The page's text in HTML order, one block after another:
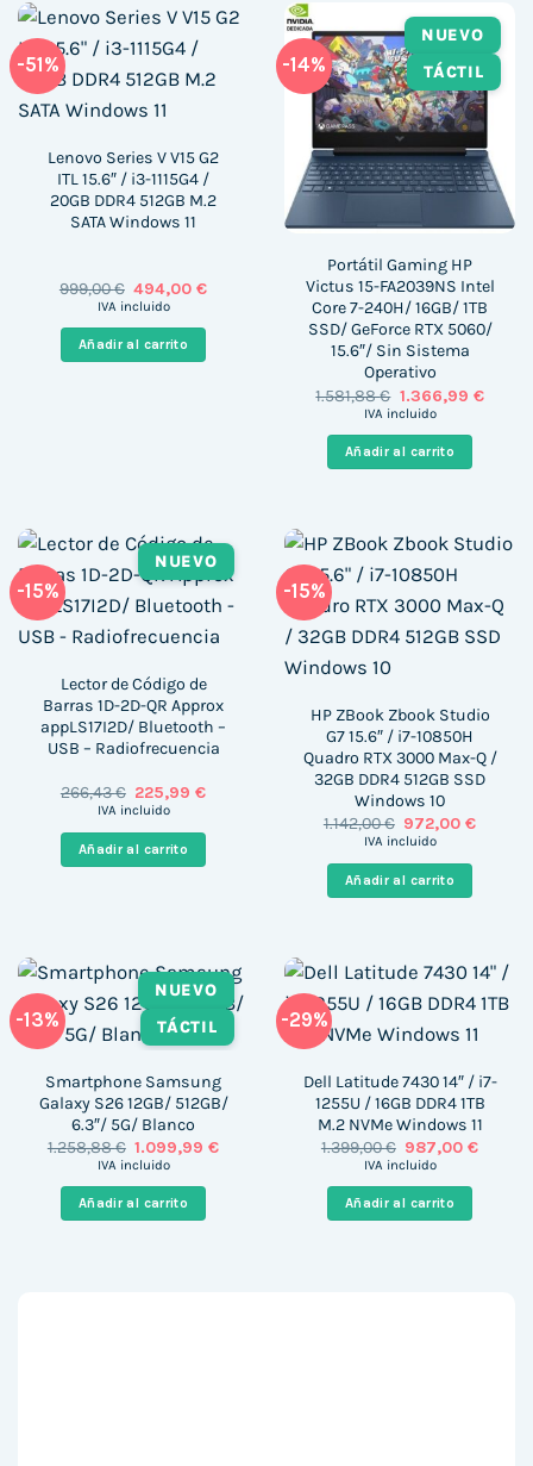
-51%
Lenovo Series V V15 G2
ITL 15.6″ / i3-1115G4 /
20GB DDR4 512GB M.2
SATA Windows 11
999,00€ El
precio
era:
999,00 €.
494,00€El
IVA incluido
Añadir al carrito
-14%
NUEVO
TÁCTIL
Portátil Gaming HP
Victus 15-FA2039NS Intel
Core 7-240H/ 16GB/ 1TB
SSD/ GeForce RTX 5060/
15.6″/ Sin Sistema
Operativo
1.581,88€ El
precio
era:
1.581,88 €.
1.366,99 €El
IVA incluido
Añadir al carrito
-15%
NUEVO
Lector de Código de
Barras 1D-2D-QR Approx
appLS17I2D/ Bluetooth –
USB – Radiofrecuencia
266,43€ El
precio
era:
266,43 €.
225,99€El
es:
IVA incluido
Añadir al carrito
-15%
HP ZBook Zbook Studio
G7 15.6″ / i7-10850H
Quadro RTX 3000 Max-Q /
32GB DDR4 512GB SSD
Windows 10
1.142,00€ El
precio
era:
1.142,00 €.
972,00€El
IVA incluido
Añadir al carrito
-13%
NUEVO
TÁCTIL
Smartphone Samsung
Galaxy S26 12GB/ 512GB/
6.3″/ 5G/ Blanco
1.258,88€ El
precio
era:
1.258,88 €.
1.099,99€El
IVA incluido
Añadir al carrito
-29%
Dell Latitude 7430 14″ / i7-
1255U / 16GB DDR4 1TB
M.2 NVMe Windows 11
1.399,00€ El
precio
era:
1.399,00 €.
987,00€El
IVA incluido
Añadir al carrito